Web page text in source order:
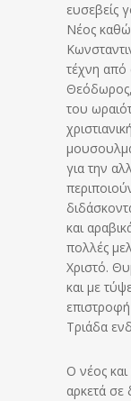
ευσεβείς
Νέος
τέχνη
Θεόδωρος,
του
για την
και
πολλές
Χριστό.
και με
Τριάδα
Ο νέος
αρκετά σε